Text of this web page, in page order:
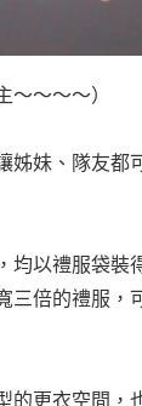
～～～～）
姊妹、隊友都
均以禮服袋裝
三倍的禮服，
的更衣空間，